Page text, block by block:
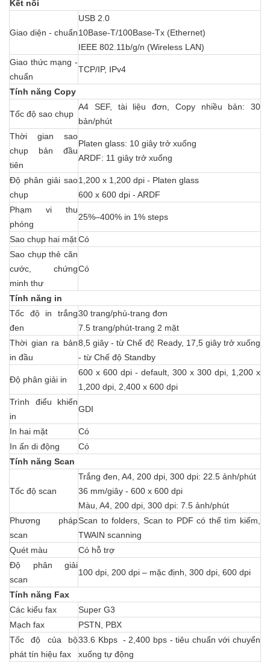
Kết nối
Giao diện - chuẩn
USB 2.0
10Base-T/100Base-Tx (Ethernet)
IEEE 802.11b/g/n (Wireless LAN)
Giao thức mạng -
chuẩn
TCP/IP, IPv4
Tính năng Copy
Tốc độ sao chụp
A4 SEF, tài liệu đơn, Copy nhiều bản: 30
bản/phút
Thời gian sao
chụp bản đầu
tiên
Platen glass: 10 giây trở xuống
ARDF: 11 giây trở xuống
Độ phân giải sao
chụp
1,200 x 1,200 dpi - Platen glass
600 x 600 dpi - ARDF
Phạm vi thu
phóng
25%–400% in 1% steps
Sao chụp hai mặtCó
Sao chụp thẻ căn
cước, chứng
minh thư
Có
Tính năng in
Tốc độ in trắng
đen
30 trang/phú-trang đơn
7.5 trang/phút-trang 2 mặt
Thời gian ra bản
in đầu
8,5 giây - từ Chế độ Ready, 17,5 giây trở xuống
- từ Chế độ Standby
Độ phân giải in
600 x 600 dpi - default, 300 x 300 dpi, 1,200 x
1,200 dpi, 2,400 x 600 dpi
Trình điểu khiển
in
GDI
In hai mặt
Có
In ấn di động
Có
Tính năng Scan
Tốc độ scan
Trắng đen, A4, 200 dpi, 300 dpi: 22.5 ảnh/phút
36 mm/giây - 600 x 600 dpi
Màu, A4, 200 dpi, 300 dpi: 7.5 ảnh/phút
Phương pháp
scan
Scan to folders, Scan to PDF có thể tìm kiếm,
TWAIN scanning
Quét màu
Có hỗ trợ
Độ phân giải
scan
100 dpi, 200 dpi – mặc định, 300 dpi, 600 dpi
Tính năng Fax
Các kiểu fax
Super G3
Mạch fax
PSTN, PBX
Tốc độ của bộ
phát tín hiệu fax
33.6 Kbps - 2,400 bps - tiêu chuẩn với chuyển
xuống tự động